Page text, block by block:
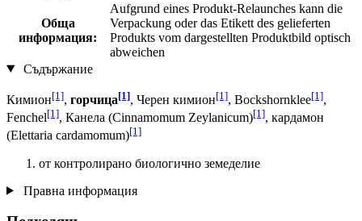
Обща
информация:
Aufgrund eines Produkt-Relaunches kann die
Verpackung oder das Etikett des gelieferten
Produkts vom dargestellten Produktbild optisch
abweichen
Съдържание
Кимион[1], горчица[1], Черен кимион[1], Bockshornklee[1],
Fenchel[1], Канела (Cinnamomum Zeylanicum)[1], кардамон
(Elettaria cardamomum)[1]
от контролирано биологично земеделие
Правна информация